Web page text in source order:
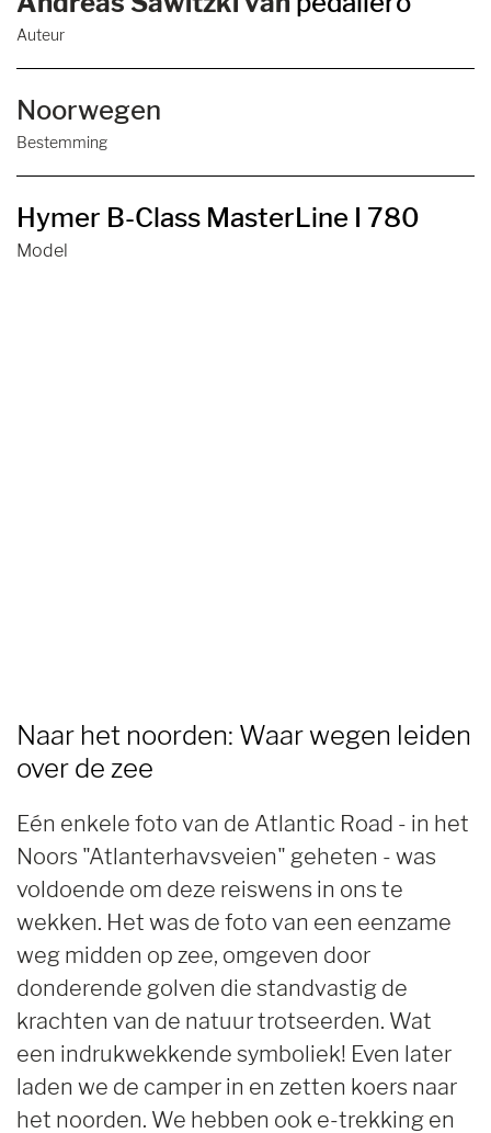
Auteur
Bestemming
Noorwegen
Model
Hymer B-Class MasterLine I 780
Naar het noorden: Waar wegen leiden
over de zee
Eén enkele foto van de Atlantic Road - in het
Noors "Atlanterhavsveien" geheten - was
voldoende om deze reiswens in ons te
wekken. Het was de foto van een eenzame
weg midden op zee, omgeven door
donderende golven die standvastig de
krachten van de natuur trotseerden. Wat
een indrukwekkende symboliek! Even later
laden we de camper in en zetten koers naar
het noorden. We hebben ook e-trekking en